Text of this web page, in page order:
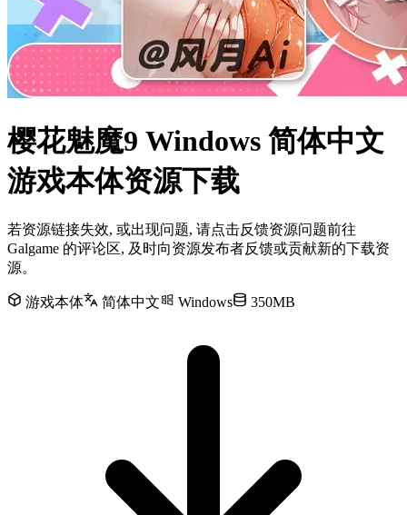
樱花魅魔9 Windows 简体中文
游戏本体资源下载
若资源链接失效, 或出现问题, 请点击反馈资源问题前往
Galgame 的评论区, 及时向资源发布者反馈或贡献新的下载资
源。
游戏本体 简体中文 Windows 350MB